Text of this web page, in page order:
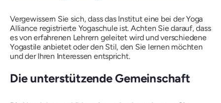
Vergewissern Sie sich, dass das Institut eine bei der Yoga
Alliance registrierte Yogaschule ist. Achten Sie darauf, dass
es von erfahrenen Lehrern geleitet wird und verschiedene
Yogastile anbietet oder den Stil, den Sie lernen möchten
und der Ihren Interessen entspricht.
Die unterstützende Gemeinschaft